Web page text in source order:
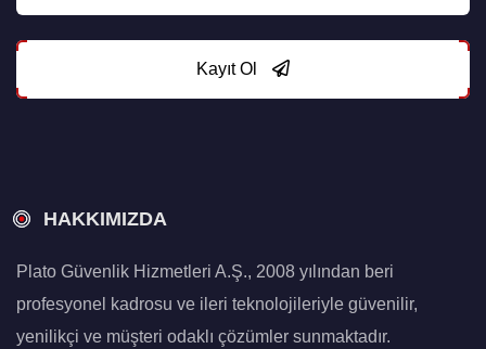
Kayıt Ol
HAKKIMIZDA
Plato Güvenlik Hizmetleri A.Ş., 2008 yılından beri
profesyonel kadrosu ve ileri teknolojileriyle güvenilir,
yenilikçi ve müşteri odaklı çözümler sunmaktadır.